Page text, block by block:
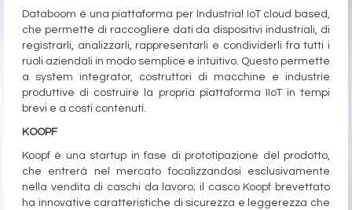
Databoom è una piattaforma per Industrial IoT cloud based,
che permette di raccogliere dati da dispositivi industriali, di
registrarli, analizzarli, rappresentarli e condividerli fra tutti i
ruoli aziendali in modo semplice e intuitivo. Questo permette
a system integrator, costruttori di macchine e industrie
produttive di costruire la propria piattaforma IIoT in tempi
brevi e a costi contenuti.
KOOPF
Koopf è una startup in fase di prototipazione del prodotto,
che entrerà nel mercato focalizzandosi esclusivamente
nella vendita di caschi da lavoro; il casco Koopf brevettato
ha innovative caratteristiche di sicurezza e leggerezza che